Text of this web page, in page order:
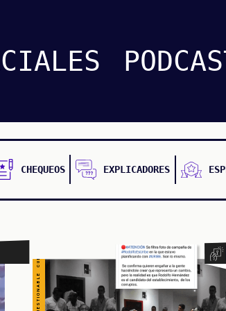
CHEQUEOS EXPLICADORES
CUESTIONABLE CUESTIONABLE CUESTIONABLE CUESTIONABLE CUESTIONABLE CUESTIONABLE CUESTIONABLE